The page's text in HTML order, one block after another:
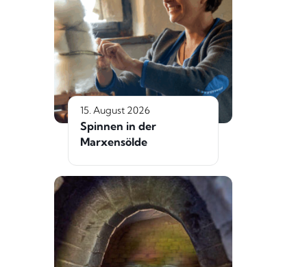
15. August 2026
Spinnen in der
Marxensölde